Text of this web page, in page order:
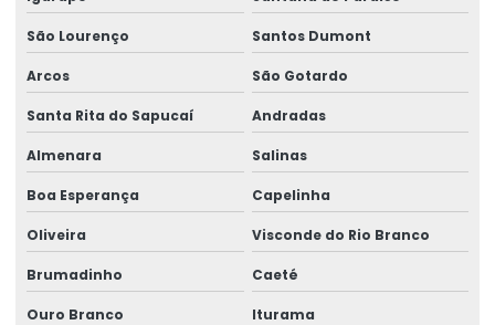
Peças sobressalentes para pontes rolantes
Peças para talha elétrica
Ponte rolante fabricante
Projetos especiais em pontes rolantes
Projetos especiais em talhas elétricas
Radio controle para ponte rolante
São Lourenço Santos Dumont
Arcos São Gotardo
Santa Rita do Sapucaí Andradas
Almenara Salinas
Boa Esperança Capelinha
Oliveira Visconde do Rio Branco
Brumadinho Caeté
Ouro Branco Iturama